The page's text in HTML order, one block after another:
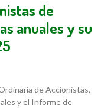
de
anuales y su
de Accionistas,
y el Informe de